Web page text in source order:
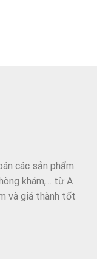
các sản phẩm
khám,... từ A
và giá thành tốt